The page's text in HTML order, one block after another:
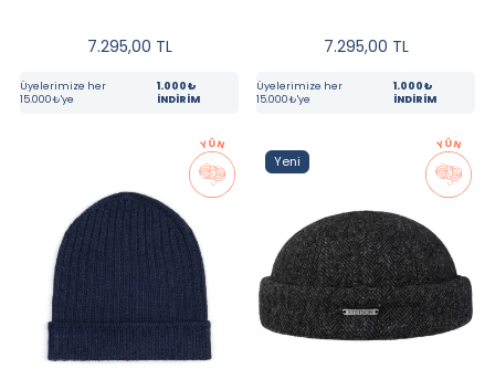
7.295,00 TL
Üyelerimize her
15.000₺'ye
1.000₺
İNDİRİM
7.295,00 TL
Üyelerimize her
15.000₺'ye
1.000₺
İNDİRİM
Yeni